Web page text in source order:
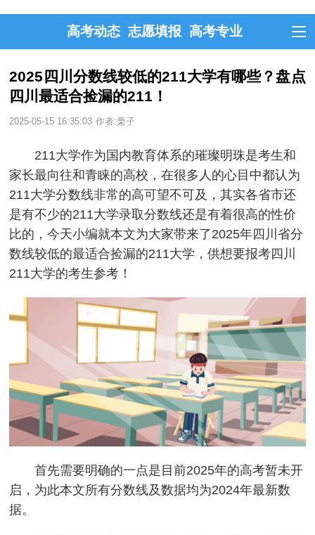
高考动态 志愿填报 高考专业
2025四川分数线较低的211大学有哪些？盘点
四川最适合捡漏的211！
2025-05-15 16:35:03 作者:栗子
211大学作为国内教育体系的璀璨明珠是考生和
家长最向往和青睐的高校，在很多人的心目中都认为
211大学分数线非常的高可望不可及，其实各省市还
是有不少的211大学录取分数线还是有着很高的性价
比的，今天小编就本文为大家带来了2025年四川省分
数线较低的最适合捡漏的211大学，供想要报考四川
211大学的考生参考！
首先需要明确的一点是目前2025年的高考暂未开
启，为此本文所有分数线及数据均为2024年最新数
据。